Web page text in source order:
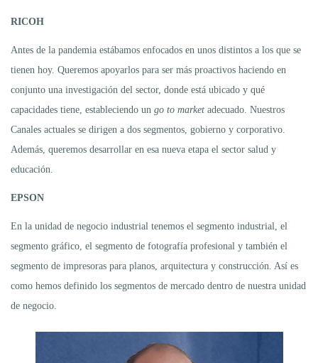
RICOH
Antes de la pandemia estábamos enfocados en unos distintos a los que se
tienen hoy. Queremos apoyarlos para ser más proactivos haciendo en
conjunto una investigación del sector, donde está ubicado y qué
capacidades tiene, estableciendo un go to market adecuado. Nuestros
Canales actuales se dirigen a dos segmentos, gobierno y corporativo.
Además, queremos desarrollar en esa nueva etapa el sector salud y
educación.
EPSON
En la unidad de negocio industrial tenemos el segmento industrial, el
segmento gráfico, el segmento de fotografía profesional y también el
segmento de impresoras para planos, arquitectura y construcción. Así es
como hemos definido los segmentos de mercado dentro de nuestra unidad
de negocio.